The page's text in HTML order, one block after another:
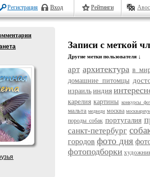
Регистрация Вход Рейтинги
Записи с меткой
Другие метки пользователя ↓
арт архитектура в
домашние питомцы
израиль индия
карелия картины конкурсы
мальта медведи москва
породы собак португалия
санкт-петербург
городов фото дня
фотоподборки